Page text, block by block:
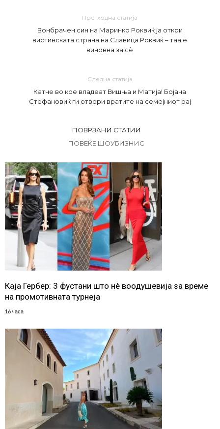
Претходна статија
Вонбрачен син на Маринко Роквиќ ја откри
вистинската страна на Славица Роквиќ – таа е
виновна за сè
Следна статија
Катче во кое владеат Вишња и Матија! Бојана
Стефановиќ ги отвори вратите на семејниот рај
ПОВРЗАНИ СТАТИИ
ПОВЕЌЕ ШОУБИЗНИС
Каја Гербер: 3 фустани што нè воодушевија за време
на промотивната турнеја
16 часа